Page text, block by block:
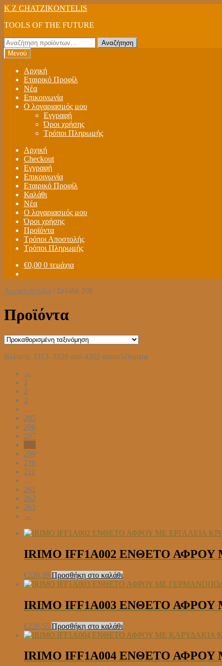
Απευθείας
στην
Μετάβαση
περιεχόμενο
K Z CHATZIKONTELIS
TOOLS OF THE FUTURE
Αναζήτηση
για:
Αναζήτηση
Μενού
Αρχική
Εταιρικό Προφίλ
Νέα
Επικοινωνία
Ο λογαριασμός μου
Εγγραφή
Όροι χρήσης
Τρόποι Πληρωμής
Αρχική
Checkout
Εγγραφή
Επικοινωνία
Εταιρικό Προφίλ
Καλάθι
Νέα
Ο λογαριασμός μου
Όροι χρήσης
Προϊόντα
Τρόποι Αποστολής
Τρόποι Πληρωμής
€0,00 0 τεμάχια
Αρχική σελίδα / Σελίδα 208
Προϊόντα
Βλέπετε 3313–3328 από 4202 αποτελέσματα
←
1
2
3
…
205
206
207
208
209
210
211
…
261
262
263
→
IRIMO IFF1A002 ΕΝΘΕΤΟ
€220,39 Προσθήκη στο καλάθι
IRIMO IFF1A003 ΕΝΘΕΤΟ
€228,55 Προσθήκη στο καλάθι
IRIMO IFF1A004 ΕΝΘΕΤΟ